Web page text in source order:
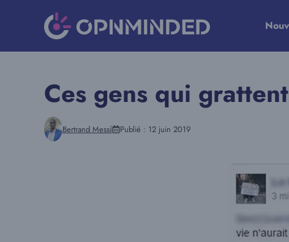
Ces gens qui
Bertrand Messi Publié : 12 juin 2019